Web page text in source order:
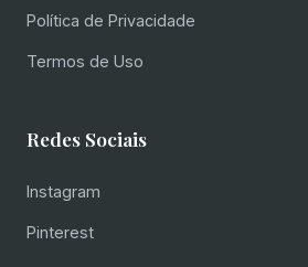
Política de Privacidade
Termos de Uso
Redes Sociais
Instagram
Pinterest